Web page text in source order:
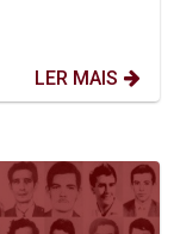
LER MAIS